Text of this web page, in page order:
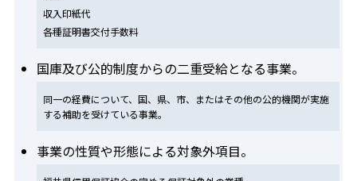
収入印紙代
各種証明書交付手数料
国庫及び公的制度からの二重受給となる事業。
同一の経費について、国、県、市、またはその他の公的機関が実施
する補助を受けている事業。
事業の性質や形態による対象外項目。